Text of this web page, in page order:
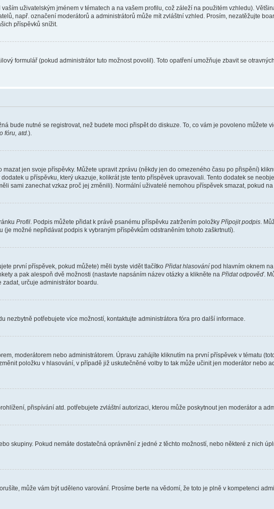
uživatelským jménem v tématech a na vašem profilu, což záleží na použitém vzhledu).
např. označení moderátorů a administrátorů může mít zvláštní vzhled. Prosím, nezatěžujte
příspěvků snížit.
formulář (pokud administrátor tuto možnost povolil). Toto opatření umožňuje zbavit se
bude nutné se registrovat, než budete moci přispět do diskuze. To, co vám je povoleno můžete
fóru, atd. ).
jen svoje příspěvky. Můžete upravit zprávu (někdy jen do omezeného času po přispění)
u příspěvku, který ukazuje, kolikrát jste tento příspěvek upravovali. Tento dodatek se
sami zanechat vzkaz proč jej změnili). Normální uživatelé nemohou příspěvek smazat, pokud
Profil . Podpis můžete přidat k právě psanému příspěvku zatržením položky Připojit podpis .
možné nepřidávat podpis k vybraným příspěvkům odstraněním tohoto zaškrtnutí).
první příspěvek, pokud můžete) měli byste vidět tlačítko Přidat hlasovánípod hlavním oknem
a pak alespoň dvě možnosti (nastavte napsáním název otázky a klikněte na Přidat odpověď.
určuje administrátor boardu.
nezbytně potřebujete více možností, kontaktujte administrátora fóra pro další informace.
moderátorem nebo administrátorem. Úpravu zahájíte kliknutím na první příspěvek v tématu
položku v hlasování, v případě již uskutečněné volby to tak může učinit jen moderátor nebo
přispívání atd. potřebujete zvláštní autorizaci, kterou může poskytnout jen moderátor a
skupiny. Pokud nemáte dostatečná oprávnění z jedné z těchto možností, nebo některé z nich
může vám být uděleno varování. Prosíme berte na vědomí, že toto je plně v kompetenci